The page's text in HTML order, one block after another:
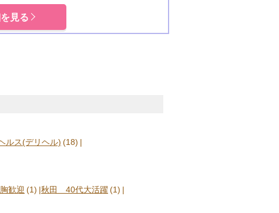
見る
ルス(デリヘル) (18)
歓迎 (1) 秋田 40代大活躍(1)